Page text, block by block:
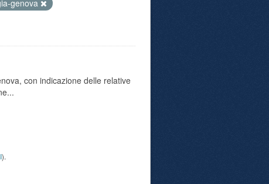
genova
con indicazione delle relative
).